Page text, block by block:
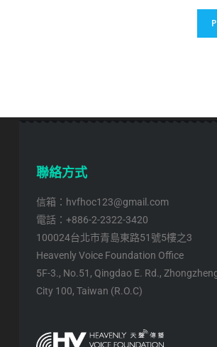
聯絡方式
信箱：hvfhoc123@gmail.com
電話：+886-2-2322-3420
100024台北市青島東路51號5樓之3
Heavenly Voice Foundation Office
5F-3., No.51, Qingdao E. Rd.,
City 100, Taiwan (R.O.C)